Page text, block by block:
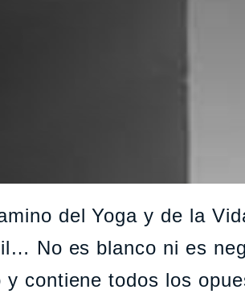
del Yoga y de la
No es blanco ni es
y contiene todos los